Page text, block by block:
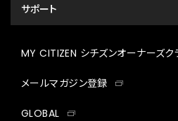
サポート
MY CITIZEN シチズンオーナーズク
メールマガジン登録
GLOBAL